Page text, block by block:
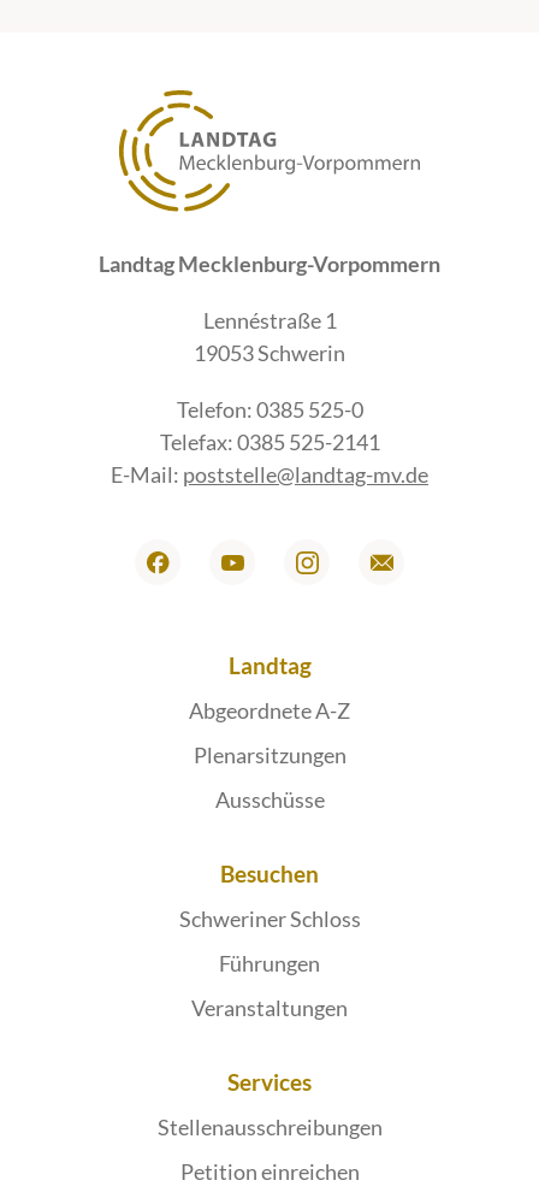
Landtag Mecklenburg-Vorpommern
Lennéstraße 1
19053 Schwerin
Telefon: 0385 525-0
Telefax: 0385 525-2141
E-Mail: poststelle@landtag-mv.de
Landtag
Abgeordnete A-Z
Plenarsitzungen
Ausschüsse
Besuchen
Schweriner Schloss
Führungen
Veranstaltungen
Services
Stellenausschreibungen
Petition einreichen